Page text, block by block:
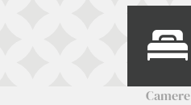
Camere